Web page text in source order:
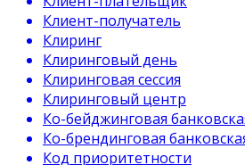
Клиент-получатель
Клиринг
Клиринговый день
Клиринговая сессия
Клиринговый центр
Ко-бейджинговая
Ко-брендинговая
Код приоритетности